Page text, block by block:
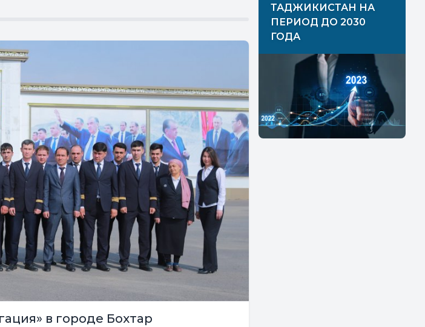
в городе Бохтар
ТАДЖИКИСТАН НА
ПЕРИОД ДО 2030
ГОДА